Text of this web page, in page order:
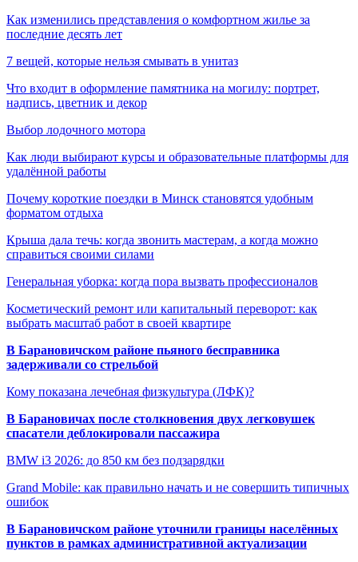
Как изменились представления о комфортном жилье за
последние десять лет
7 вещей, которые нельзя смывать в унитаз
Что входит в оформление памятника на могилу: портрет,
надпись, цветник и декор
Выбор лодочного мотора
Как люди выбирают курсы и образовательные платформы для
удалённой работы
Почему короткие поездки в Минск становятся удобным
форматом отдыха
Крыша дала течь: когда звонить мастерам, а когда можно
справиться своими силами
Генеральная уборка: когда пора вызвать профессионалов
Косметический ремонт или капитальный переворот: как
выбрать масштаб работ в своей квартире
В Барановичском районе пьяного бесправника
задерживали со стрельбой
Кому показана лечебная физкультура (ЛФК)?
В Барановичах после столкновения двух легковушек
спасатели деблокировали пассажира
BMW i3 2026: до 850 км без подзарядки
Grand Mobile: как правильно начать и не совершить типичных
ошибок
В Барановичском районе уточнили границы населённых
пунктов в рамках административной актуализации